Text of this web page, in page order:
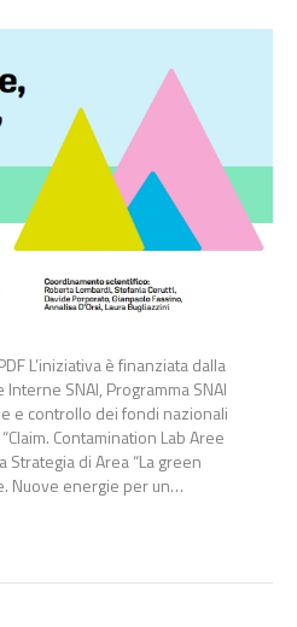
L’iniziativa è finanziata dalla
SNAI, Programma SNAI
e controllo dei fondi nazionali
Contamination Lab Aree
di Area “La green
Nuove energie per un…